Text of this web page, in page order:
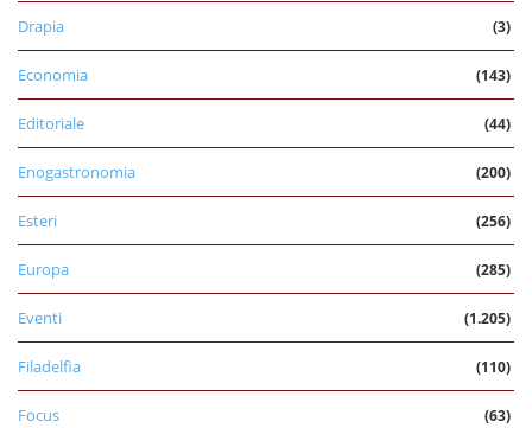
Drapia (3)
Economia (143)
Editoriale (44)
Enogastronomia (200)
Esteri (256)
Europa (285)
Eventi (1.205)
Filadelfia (110)
Focus (63)